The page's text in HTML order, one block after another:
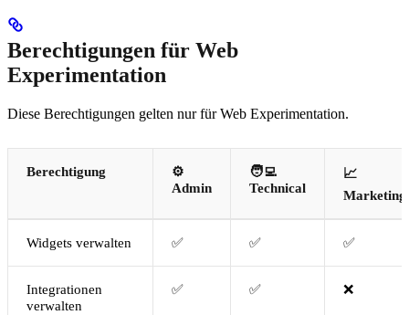
Berechtigungen für Web
Experimentation
Diese Berechtigungen gelten nur für Web Experimentation.
Berechtigung
⚙️
Admin
🧑‍💻
Technical
📈
Marketing
Widgets verwalten ✅ ✅ ✅
Integrationen
verwalten
✅ ✅ ❌